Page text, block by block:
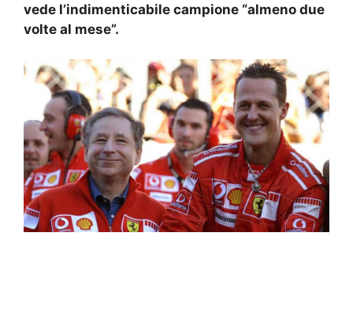
vede l’indimenticabile campione “almeno due
volte al mese”.